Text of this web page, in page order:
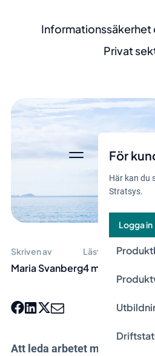
För
Här kan du
Stratsys.
Logga in
Privat
Skriven av
Maria Svanberg
Lästid
4 min
Att leda arbetet med